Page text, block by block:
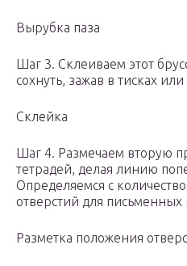
Вырубка паза
Шаг 3. Склеиваем этот
сохнуть, зажав в тисках
Склейка
Шаг 4. Размечаем вторую
тетрадей, делая линию
Определяемся с
отверстий для
Разметка положения